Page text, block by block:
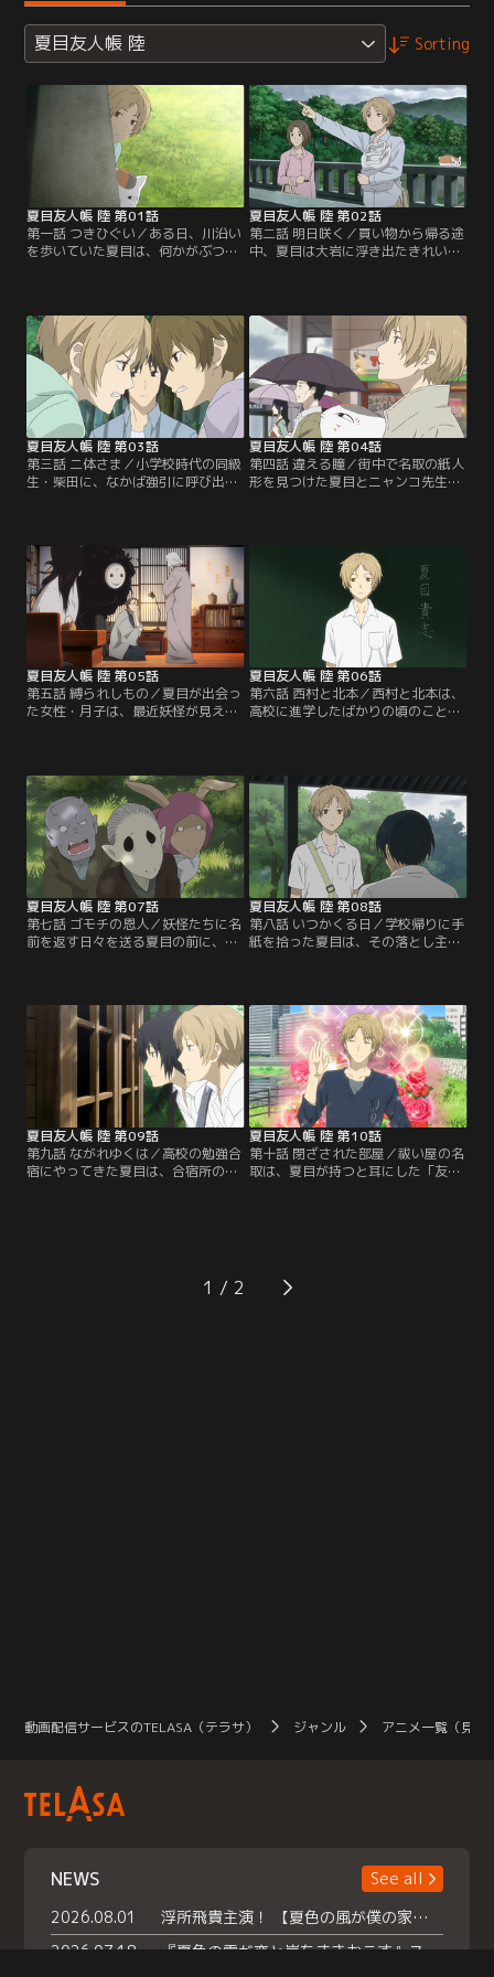
夏目友人帳 陸 Sorting
夏目友人帳 陸 第01話
第一話 つきひぐい／ある日、川沿い
を歩いていた夏目は、何かがぶつか
ろうとする夏目だったが、壷を外し
て欲しいと妖怪に頼まれつい手助け
してしまう。すると、助けてくれた
お礼として、妖怪「つきひぐい」の
力で夏目は子どもに戻ってしま
う…。【提供：バンダイチャンネ
ル】
夏目友人帳 陸 第02話
第二話 明日咲く／買い物から帰る途
中、夏目は大岩に浮き出たきれいな
にも河原で模様のある石を発見した
夏目は、妖怪の仕業かと警戒する
が、犬の会によると不浄になった石
や岩を清める妖怪・石洗いによるも
のだという。そんな夏目の前に石洗
いの「ナナマキ」が現れ…。【提
供：バンダイチャンネル】
夏目友人帳 陸 第03話
第三話 二体さま／小学校時代の同級
生・柴田に、なかば強引に呼び出さ
っている柴田は、夜中に変な音が聞
こえるという空き家「外木の人形屋
敷」について相談を持ちかける。柴
田と共に屋敷を見に行った夏目は、
変なものと目が合ってしまい…。
【提供：バンダイチャンネル】
夏目友人帳 陸 第04話
第四話 違える瞳／街中で名取の紙人
形を見つけた夏目とニャンコ先生。
へ向かい、月子という女性と出会
う。雨に濡れる夏目を心配した月子
は、傘を貸すために自宅へと招き入
れる。そんな中、天井から何やら大
きな音が聞こえる。月子曰く、近頃
不審な音が度々聞こえ…。【提供：
バンダイチャンネル】
夏目友人帳 陸 第05話
第五話 縛られしもの／夏目が出会っ
た女性・月子は、最近妖怪が見えな
査を依頼していたのだという。どう
やら、解約の儀が行われず自由にな
れなくなったタクマの元式が災いを
引き起こしているようだが、夏目は
違和感を覚える。名取と共に屋敷を
調べている最中…。【提供：バンダ
イチャンネル】
夏目友人帳 陸 第06話
第六話 西村と北本／西村と北本は、
高校に進学したばかりの頃のことを
離があると感じていた。そんなある
日、西村は公園で倒れている夏目を
見つける。そんな状況でも遠慮する
夏目だったが、心配した西村は自宅
へと連れて行く。【提供：バンダイ
チャンネル】
夏目友人帳 陸 第07話
第七話 ゴモチの恩人／妖怪たちに名
前を返す日々を送る夏目の前に、恩
森を訪れたレイコと出会ったらし
い。森で最も強い力を持つ妖怪「セ
ンキ」と「ヒャッコ」の喧嘩が続
き、困り果てたゴモチたち森の妖怪
は、強い妖力を持つレイコに止めて
ほしいと依頼したという。【提供：
バンダイチャンネル】
夏目友人帳 陸 第08話
第八話 いつかくる日／学校帰りに手
紙を拾った夏目は、その落とし主で
て欲しいという。怪しみながらも葵
を連れて学校へ向かった夏目は西村
とすれ違い、西村には葵が見えてい
ないことから、彼が妖怪だと気付
く。聞けば、香も妖怪を見ることが
でき、事情があって縁を…。【提
供：バンダイチャンネル】
夏目友人帳 陸 第09話
第九話 ながれゆくは／高校の勉強合
宿にやってきた夏目は、合宿所の川
気にしないようにしていた夏目だ
が、大雨で川が氾濫した翌日、小舟
夏目友人帳 陸 第10話
第十話 閉ざされた部屋／祓い屋の名
取は、夏目が持つと耳にした「友人
箱崎の隠された遺産探しに誘われ
る。箱崎邸では多くの祓い屋が研究
1
動画配信サービスのTELASA（テラサ） ジャンル アニメ一覧（見放
NEWS
See all
2026.08.01
浮所飛貴主演！ 【夏色の風が僕の家にやってきた】 本日よりテラサで独占配信スタート！
2026.07.18
『夏色の雲が恋と嵐をまきおこす』スペシャルメイキング 【Part1】2026年７月18日（土）23時30分～配信スタート！話題のシーンの裏側を大公開！豪華キャスト大集合！ 『武宮家 真夏の家族会議』開催！